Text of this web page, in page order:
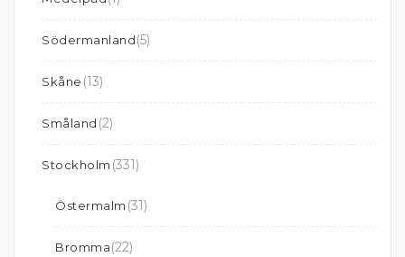
Södermanland(5)
Skåne (13)
Småland (2)
Stockholm (331)
Östermalm (31)
Bromma(22)